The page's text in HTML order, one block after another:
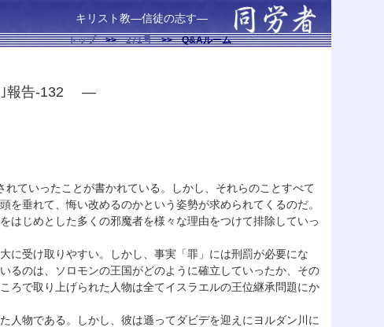
キリスト教—信徒の志す—
トップ>>271号>>Q&Aルーム
｣報告-132 —
ていったことが書かれている。しかし、それらのことすべて
垂れて、悔い改めるのかという姿勢が求められてくるのだ。
はじめとした多くの邪魔者を様々な理由をつけて排除していっ
に受け取りやすい。しかし、事実「罪」には刑罰が必要にな
るのは、ソロモンの王国がどのように確立していったか、その
ろで取り上げられた人物は全てイスラエルの王位継承問題にか
人物である。しかし、彼は遜ってダビデを迎えにヨルダン川に